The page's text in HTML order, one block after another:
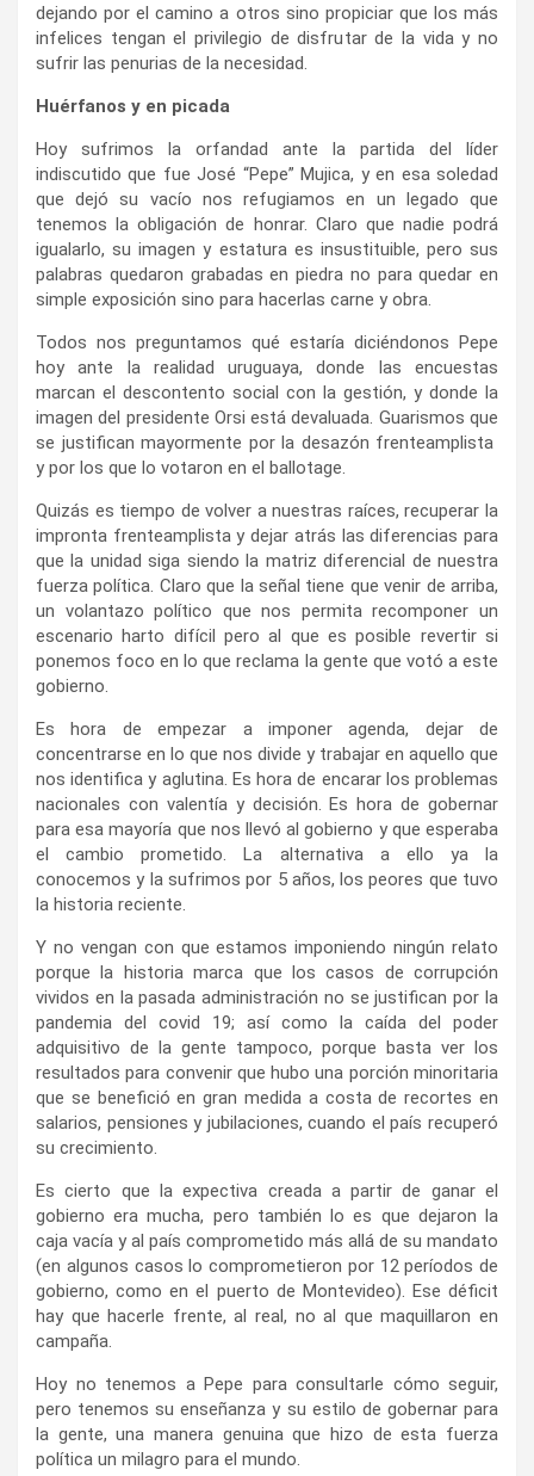
dejando por el camino a otros sino propiciar que los más
infelices tengan el privilegio de disfrutar de la vida y no
sufrir las penurias de la necesidad.
Huérfanos y en picada
Hoy sufrimos la orfandad ante la partida del líder
indiscutido que fue José “Pepe” Mujica, y en esa soledad
que dejó su vacío nos refugiamos en un legado que
tenemos la obligación de honrar. Claro que nadie podrá
igualarlo, su imagen y estatura es insustituible, pero sus
palabras quedaron grabadas en piedra no para quedar en
simple exposición sino para hacerlas carne y obra.
Todos nos preguntamos qué estaría diciéndonos Pepe
hoy ante la realidad uruguaya, donde las encuestas
marcan el descontento social con la gestión, y donde la
imagen del presidente Orsi está devaluada. Guarismos que
se justifican mayormente por la desazón frenteamplista
y por los que lo votaron en el ballotage.
Quizás es tiempo de volver a nuestras raíces, recuperar la
impronta frenteamplista y dejar atrás las diferencias para
que la unidad siga siendo la matriz diferencial de nuestra
fuerza política. Claro que la señal tiene que venir de arriba,
un volantazo político que nos permita recomponer un
escenario harto difícil pero al que es posible revertir si
ponemos foco en lo que reclama la gente que votó a este
gobierno.
Es hora de empezar a imponer agenda, dejar de
concentrarse en lo que nos divide y trabajar en aquello que
nos identifica y aglutina. Es hora de encarar los problemas
nacionales con valentía y decisión. Es hora de gobernar
para esa mayoría que nos llevó al gobierno y que esperaba
el cambio prometido. La alternativa a ello ya la
conocemos y la sufrimos por 5 años, los peores que tuvo
la historia reciente.
Y no vengan con que estamos imponiendo ningún relato
porque la historia marca que los casos de corrupción
vividos en la pasada administración no se justifican por la
pandemia del covid 19; así como la caída del poder
adquisitivo de la gente tampoco, porque basta ver los
resultados para convenir que hubo una porción minoritaria
que se benefició en gran medida a costa de recortes en
salarios, pensiones y jubilaciones, cuando el país recuperó
su crecimiento.
Es cierto que la expectiva creada a partir de ganar el
gobierno era mucha, pero también lo es que dejaron la
caja vacía y al país comprometido más allá de su mandato
(en algunos casos lo comprometieron por 12 períodos de
gobierno, como en el puerto de Montevideo). Ese déficit
hay que hacerle frente, al real, no al que maquillaron en
campaña.
Hoy no tenemos a Pepe para consultarle cómo seguir,
pero tenemos su enseñanza y su estilo de gobernar para
la gente, una manera genuina que hizo de esta fuerza
política un milagro para el mundo.